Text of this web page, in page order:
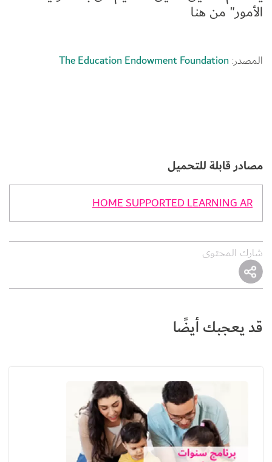
الأمور" من هنا
المصدر: The Education Endowment Foundation
مصادر قابلة للتحميل
HOME SUPPORTED LEARNING AR
شارك المحتوى
قد يعجبك أيضًا